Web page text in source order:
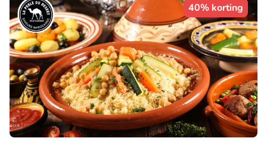
40% korting